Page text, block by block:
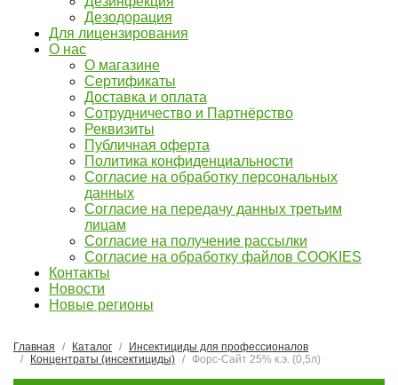
Дезодорация
Для лицензирования
О нас
О магазине
Сертификаты
Доставка и оплата
Сотрудничество и Партнёрство
Реквизиты
Публичная оферта
Политика конфиденциальности
Согласие на обработку персональных
данных
Согласие на передачу данных третьим
лицам
Согласие на получение рассылки
Согласие на обработку файлов COOKIES
Контакты
Новости
Новые регионы
Главная Каталог
Инсектициды для профессионалов
Концентраты (инсектициды)
Форс-Сайт 25% к.э. (0,5л)